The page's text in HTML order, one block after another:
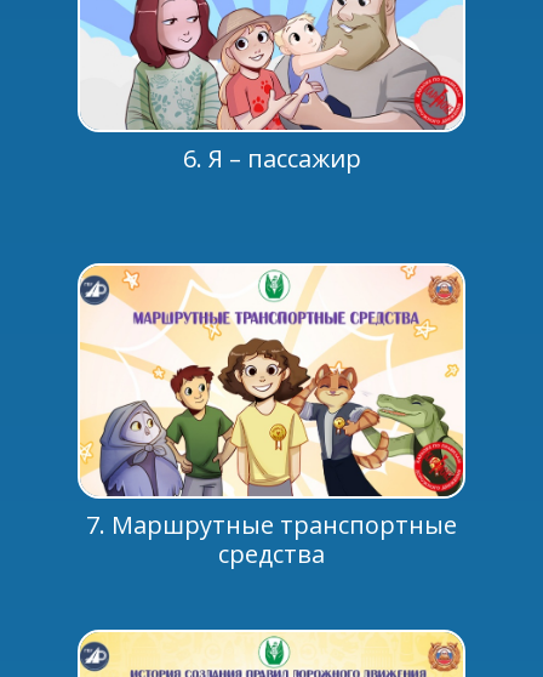
6. Я – пассажир
7. Маршрутные транспортные
средства